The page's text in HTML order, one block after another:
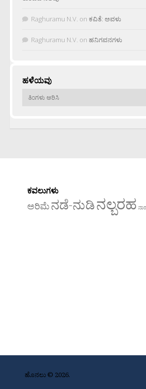
Raghuramu N.V. on ಕವಿತೆ: ಅವಳು
Raghuramu N.V. on ಹನಿಗವನಗಳು
ಹಳೆಯವು
ಹಳೆಯವು
ಕವಲುಗಳು
ಅರಿಮೆನಡೆ-ನುಡಿನಲ್ಬರಹ
ಹೊನಲು © 2026.